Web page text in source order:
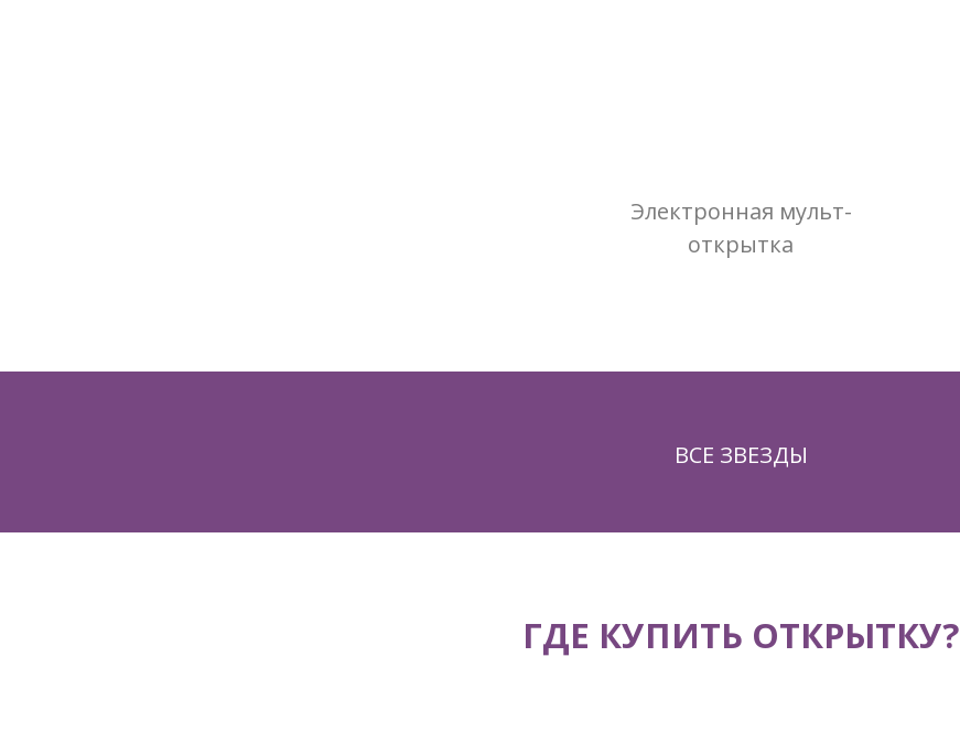
Электронная мульт-
открытка
ВСЕ ЗВЕЗДЫ
ГДЕ КУПИТЬ ОТКРЫТКУ?